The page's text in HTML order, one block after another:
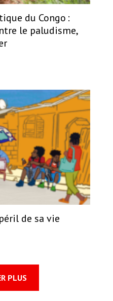
du Congo :
le paludisme,
de sa vie
PLUS